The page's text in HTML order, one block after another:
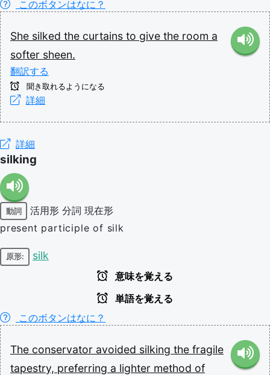
このボタンはなに？
She silked the curtains to give the room a
softer sheen.
翻訳する
聞き取れるようになる
詳細
詳細
silking
動詞 活用形 分詞 現在形
present participle of silk
原形: silk
意味を覚える
単語を覚える
このボタンはなに？
The conservator avoided silking the fragile
tapestry, preferring a lighter method of